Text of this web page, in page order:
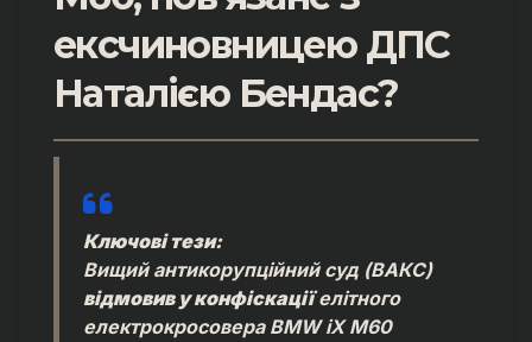
ексчиновницею ДПС
Наталією Бендас?
Ключові тези:
Вищий антикорупційний суд (ВАКС)
відмовив у конфіскаціїелітного
електрокросовера BMW iX M60